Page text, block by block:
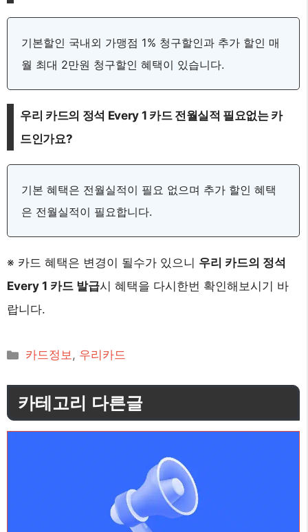
기본할인 국내외 가맹점 1% 청구할인과 추가 할인 매
월 최대 2만원 청구할인 혜택이 있습니다.
우리 카드의 정석 Every 1 카드 전월실적 필요없는 카
드인가요?
기본 혜택은 전월실적이 필요 없으며 추가 할인 혜택
은 전월실적이 필요합니다.
※ 카드 혜택은 변경이 될수가 있으니 우리 카드의 정석
Every 1 카드 발급시 혜택을 다시한번 확인해보시기 바
랍니다.
카
고
리
카드정보, 우리카드
카테고리 다른글